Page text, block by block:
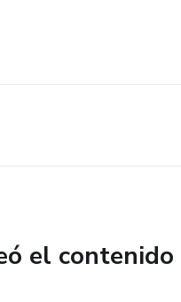
el contenido